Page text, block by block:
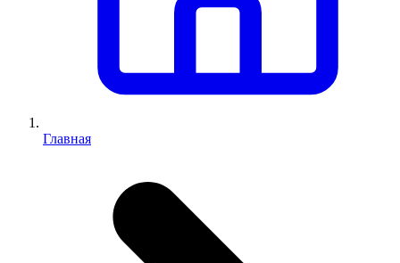
Главная